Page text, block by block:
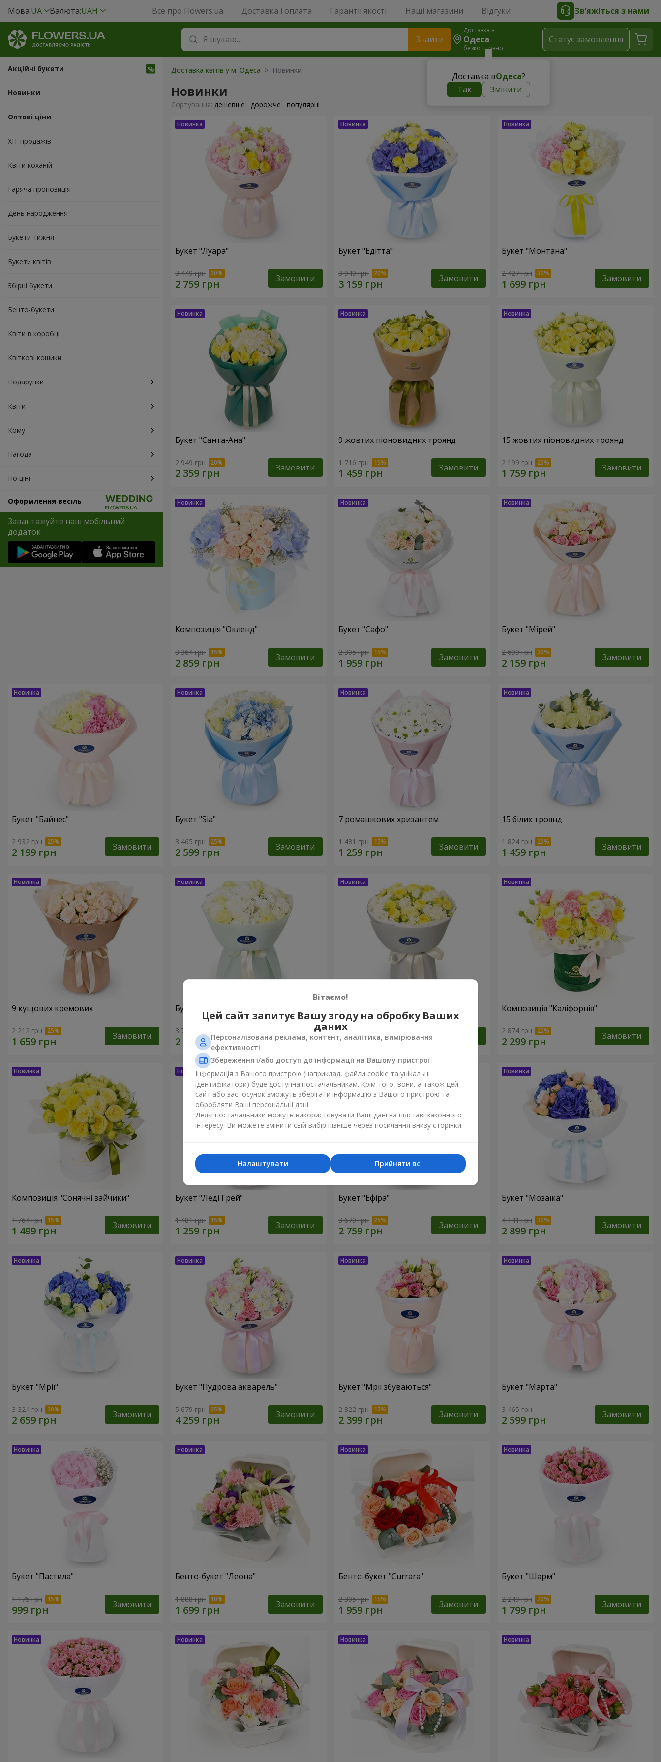
Мова:UA Валюта:UAH Все про Flowers.ua Доставка і оплата Гарантії якості Наші магазини Відгуки Зв’яжіться з нами
Знайти
Доставка в
Одеса
безкоштовно
Доставка вОдеса?
Так
Змінити
Статус замовлення
Акційні букети
Новинки
Оптові ціни
ХІТ продажів
Квіти коханій
Гаряча пропозиція
День народження
Букети тижня
Букети квітів
Збірні букети
Бенто-букети
Квіти в коробці
Квіткові кошики
Подарунки
Квіти
Кому
Нагода
По ціні
Оформлення весіль
Завантажуйте наш мобільний
додаток
Доставка квітів у м. Одеса > Новинки
Новинки
Сортування: дешевше дорожче популярні
Букет "Луара"
3 449 грн Замовити
Букет "Едітта"
3 949 грн Замовити
Букет "Монтана"
2 427 грн Замовити
Букет "Санта-Ана"
2 949 грн Замовити
9 жовтих піоновидних троянд
1 716 грн Замовити
15 жовтих піоновидних троянд
2 199 грн Замовити
Композиція "Окленд"
3 364 грн Замовити
Букет "Сафо"
2 305 грн Замовити
Букет "Мірей"
2 699 грн Замовити
Букет "Байнес"
2 932 грн Замовити
Букет "Sia"
3 465 грн Замовити
7 ромашкових хризантем
1 481 грн Замовити
15 білих троянд
1 824 грн Замовити
9 кущових кремових
2 212 грн Замовити
Букет "Ваба"
3 713 грн Замовити 3 279 грн
Композиція "Каліфорнія"
2 874 грн Замовити
Композиція "Сонячні зайчики"
1 764 грн Замовити
Букет "Леді Грей"
1 481 грн Замовити
Букет "Ефіра"
3 679 грн Замовити
Букет "Мозаїка"
4 141 грн Замовити
Букет "Мрії"
3 324 грн Замовити
Букет "Пудрова акварель"
5 679 грн Замовити
Букет "Мрії збуваються"
2 822 грн Замовити
Букет "Марта"
3 465 грн Замовити
Букет "Пастила"
1 175 грн Замовити
Бенто-букет "Леона"
1 888 грн Замовити
Бенто-букет "Currara"
2 305 грн Замовити
Букет "Шарм"
2 249 грн Замовити
Вітаємо!
Цей сайт запитує Вашу згоду на обробку Ваших
даних
Персоналізована реклама, контент, аналітика, вимірювання
ефективності
Збереження і/або доступ до інформації на Вашому пристрої
Інформація з Вашого пристрою (наприклад, файли cookie та унікальні
ідентифікатори) буде доступна постачальникам. Крім того, вони, а також цей
сайт або застосунок зможуть зберігати інформацію з Вашого пристрою та
обробляти Ваші персональні дані.
Деякі постачальники можуть використовувати Ваші дані на підставі законного
інтересу. Ви можете змінити свій вибір пізніше через посилання внизу сторінки.
Прийняти всі
Налаштувати